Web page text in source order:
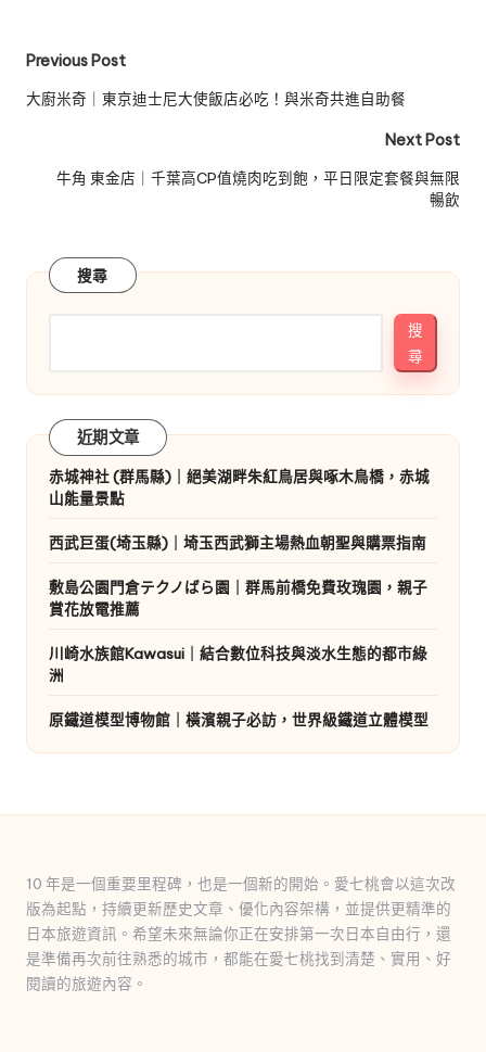
Post
navigation
Previous Post
大廚米奇｜東京迪士尼大使飯店必吃！與米奇共進自助餐
Next Post
牛角 東金店｜千葉高CP值燒肉吃到飽，平日限定套餐與無限
暢飲
搜尋
搜
尋
近期文章
赤城神社 (群馬縣)｜絕美湖畔朱紅鳥居與啄木鳥橋，赤城
山能量景點
西武巨蛋(埼玉縣)｜埼玉西武獅主場熱血朝聖與購票指南
敷島公園門倉テクノばら園｜群馬前橋免費玫瑰園，親子
賞花放電推薦
川崎水族館Kawasui｜結合數位科技與淡水生態的都市綠
洲
原鐵道模型博物館｜橫濱親子必訪，世界級鐵道立體模型
10 年是一個重要里程碑，也是一個新的開始。愛七桃會以這次改
版為起點，持續更新歷史文章、優化內容架構，並提供更精準的
日本旅遊資訊。希望未來無論你正在安排第一次日本自由行，還
是準備再次前往熟悉的城市，都能在愛七桃找到清楚、實用、好
閱讀的旅遊內容。